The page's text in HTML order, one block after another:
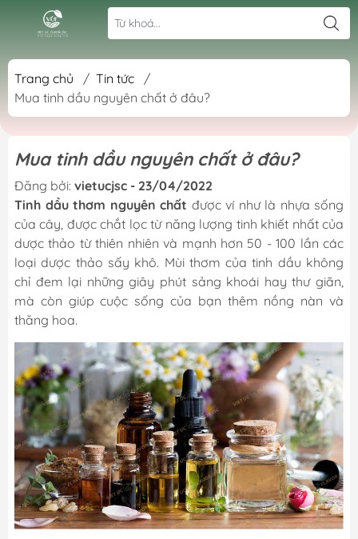
Trang chủ / Tin tức
/
Mua tinh dầu nguyên chất ở đâu?
Mua tinh dầu nguyên chất ở đâu?
Đăng bởi: vietucjsc - 23/04/2022
Tinh dầu thơm nguyên chất được ví như là nhựa sống
của cây, được chắt lọc từ năng lượng tinh khiết nhất của
dược thảo từ thiên nhiên và mạnh hơn 50 - 100 lần các
loại dược thảo sấy khô. Mùi thơm của tinh dầu không
chỉ đem lại những giây phút sảng khoái hay thư giãn,
mà còn giúp cuộc sống của bạn thêm nồng nàn và
thăng hoa.